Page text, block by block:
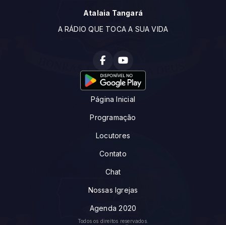
Atalaia Tangará
A RÁDIO QUE TOCA A SUA VIDA
Página Inicial
Programação
Locutores
Contato
Chat
Nossas Igrejas
Agenda 2020
Todos os direitos reservados.